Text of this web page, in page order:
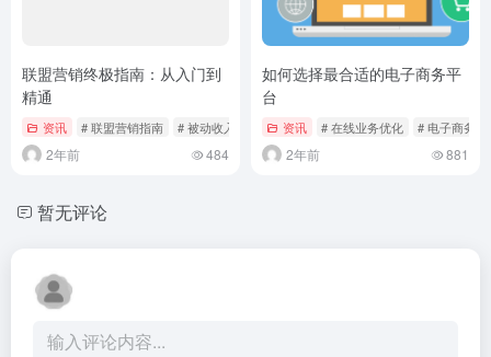
联盟营销终极指南：从入门到
精通
资讯 # 联盟营销指南 # 被动收入策略
2年前 484
如何选择最合适的电子商务平
台
资讯 # 在线业务优化 # 电子商务
2年前 881
暂无评论